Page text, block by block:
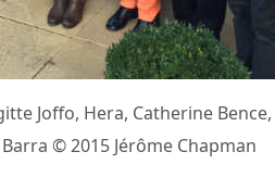
Joffo, Hera, Catherine
© 2015 Jérôme Chapman